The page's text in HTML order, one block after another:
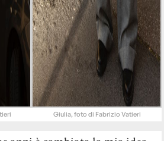
Giulia, foto di Fabrizio Vatieri